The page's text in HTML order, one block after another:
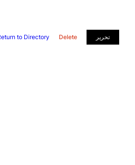
تحرير Delete
to Directory